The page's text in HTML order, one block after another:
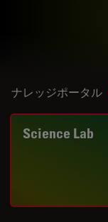
ナレッジポータル
Science Lab